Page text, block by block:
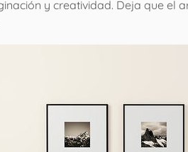
y creatividad. Deja que el